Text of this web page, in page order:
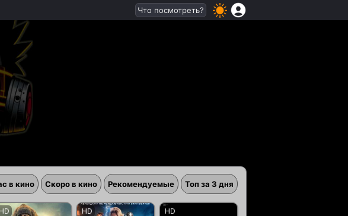
в кино Скоро в кино Рекомендуемые Топ за 3 дня
Что посмотреть?